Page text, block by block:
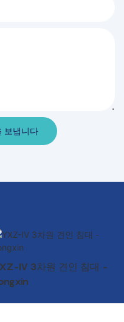
보냅니다
IV 3차원 견인 침대 -